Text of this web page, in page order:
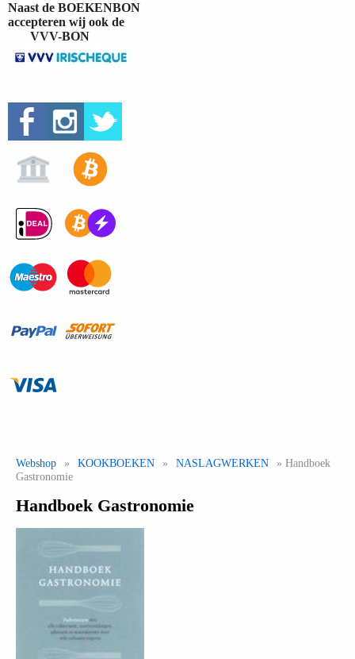
Naast de BOEKENBON
accepteren wij ook de
VVV-BON
Webshop » KOOKBOEKEN » NASLAGWERKEN
» Handboek
Gastronomie
Handboek Gastronomie